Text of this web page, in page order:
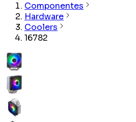
Componentes
Hardware
Coolers
16782